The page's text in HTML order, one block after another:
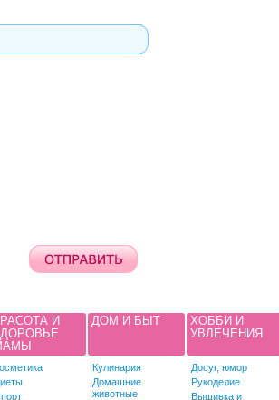
И
ДОМ И БЫТ
Кулинария
Домашние
животные
ХОББИ И
УВЛЕЧЕНИЯ
Досуг, юмор
Рукоделие
Вышивка и